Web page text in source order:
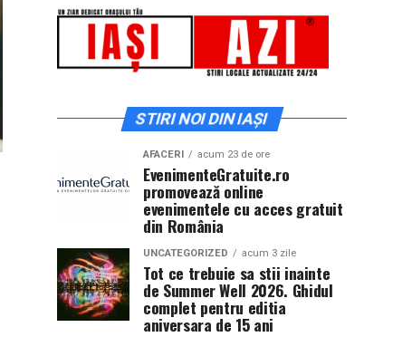
STIRI NOI DIN IAȘI
AFACERI acum 23 de ore
EvenimenteGratuite.ro
promovează online
evenimentele cu acces gratuit
din România
UNCATEGORIZED acum 3 zile
Tot ce trebuie sa stii inainte
de Summer Well 2026. Ghidul
complet pentru editia
aniversara de 15 ani